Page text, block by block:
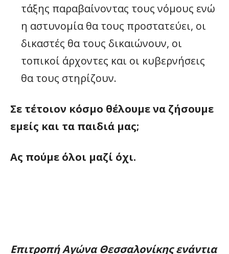
τάξης παραβαίνοντας τους νόμους ενώ
η αστυνομία θα τους προστατεύει, οι
δικαστές θα τους δικαιώνουν, οι
τοπικοί άρχοντες και οι κυβερνήσεις
θα τους στηρίζουν.
Σε τέτοιον κόσμο θέλουμε να ζήσουμε
εμείς και τα παιδιά μας;
Ας πούμε όλοι μαζί όχι.
Επιτροπή Αγώνα Θεσσαλονίκης ενάντια